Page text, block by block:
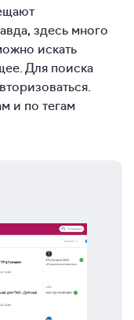
здесь много
искать
Для поиска
и по тегам